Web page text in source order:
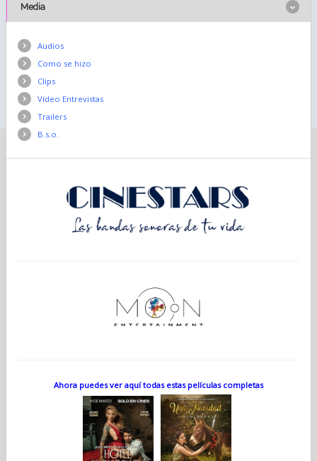
Media
Audios
Como se hizo
Clips
Vídeo Entrevistas
Trailers
B.s.o.
Ahora puedes ver aquí todas estas películas completas